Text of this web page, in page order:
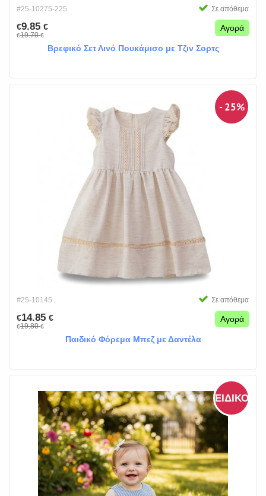
#25-10275-225 Σε απόθεμα
€9.85 €
€19.70€
Αγορά
Βρεφικό Σετ Λινό Πουκάμισο με Τζιν Σορτς
- 25%
#25-10145 Σε απόθεμα
€14.85 €
€19.80€
Αγορά
Παιδικό Φόρεμα Μπεζ με Δαντέλα
ΕΙΔΙΚΌΣ